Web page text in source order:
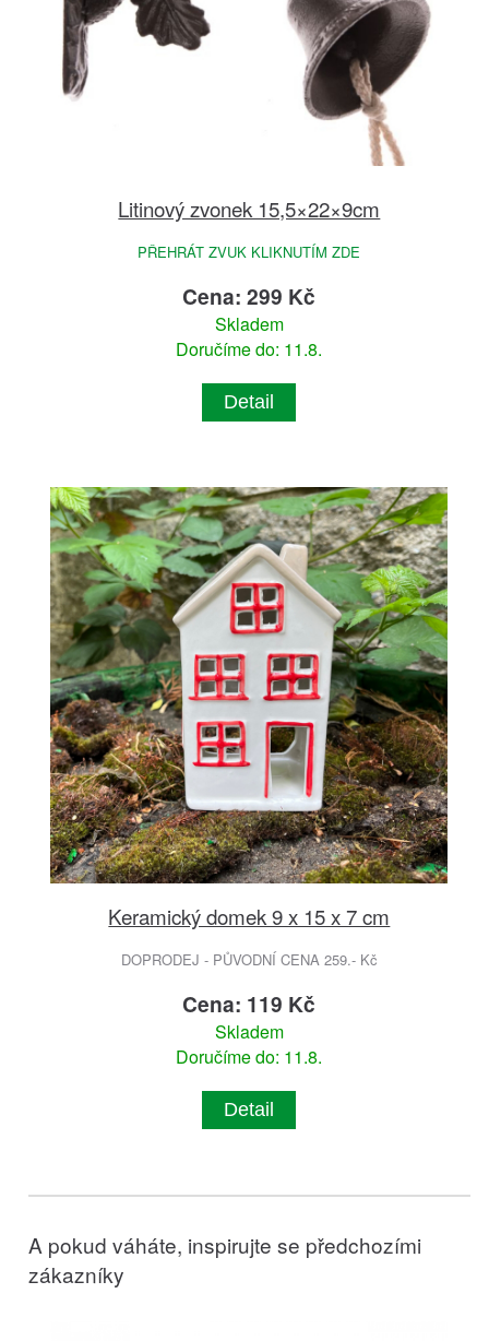
Litinový zvonek 15,5×22×9cm
PŘEHRÁT ZVUK KLIKNUTÍM ZDE
Cena: 299 Kč
Skladem
Doručíme do: 11.8.
Detail
Keramický domek 9 x 15 x 7 cm
DOPRODEJ - PŮVODNÍ CENA 259.- Kč
Cena: 119 Kč
Skladem
Doručíme do: 11.8.
Detail
A pokud váháte, inspirujte se předchozími
zákazníky